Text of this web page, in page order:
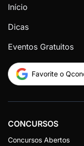
Início
Dicas
Eventos Gratuitos
Favorite o
CONCURSOS
Concursos Abertos